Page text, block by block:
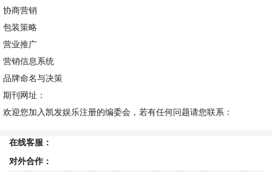
协商营销
包装策略
营业推广
营销信息系统
品牌命名与决策
期刊网址：
欢迎您加入凯发娱乐注册的编委会，若有任何问题请您联系：
在线客服：
对外合作：